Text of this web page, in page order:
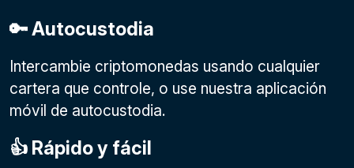
🔑 Autocustodia
Intercambie criptomonedas usando cualquier
cartera que controle, o use nuestra aplicación
móvil de autocustodia.
👍 Rápido y fácil